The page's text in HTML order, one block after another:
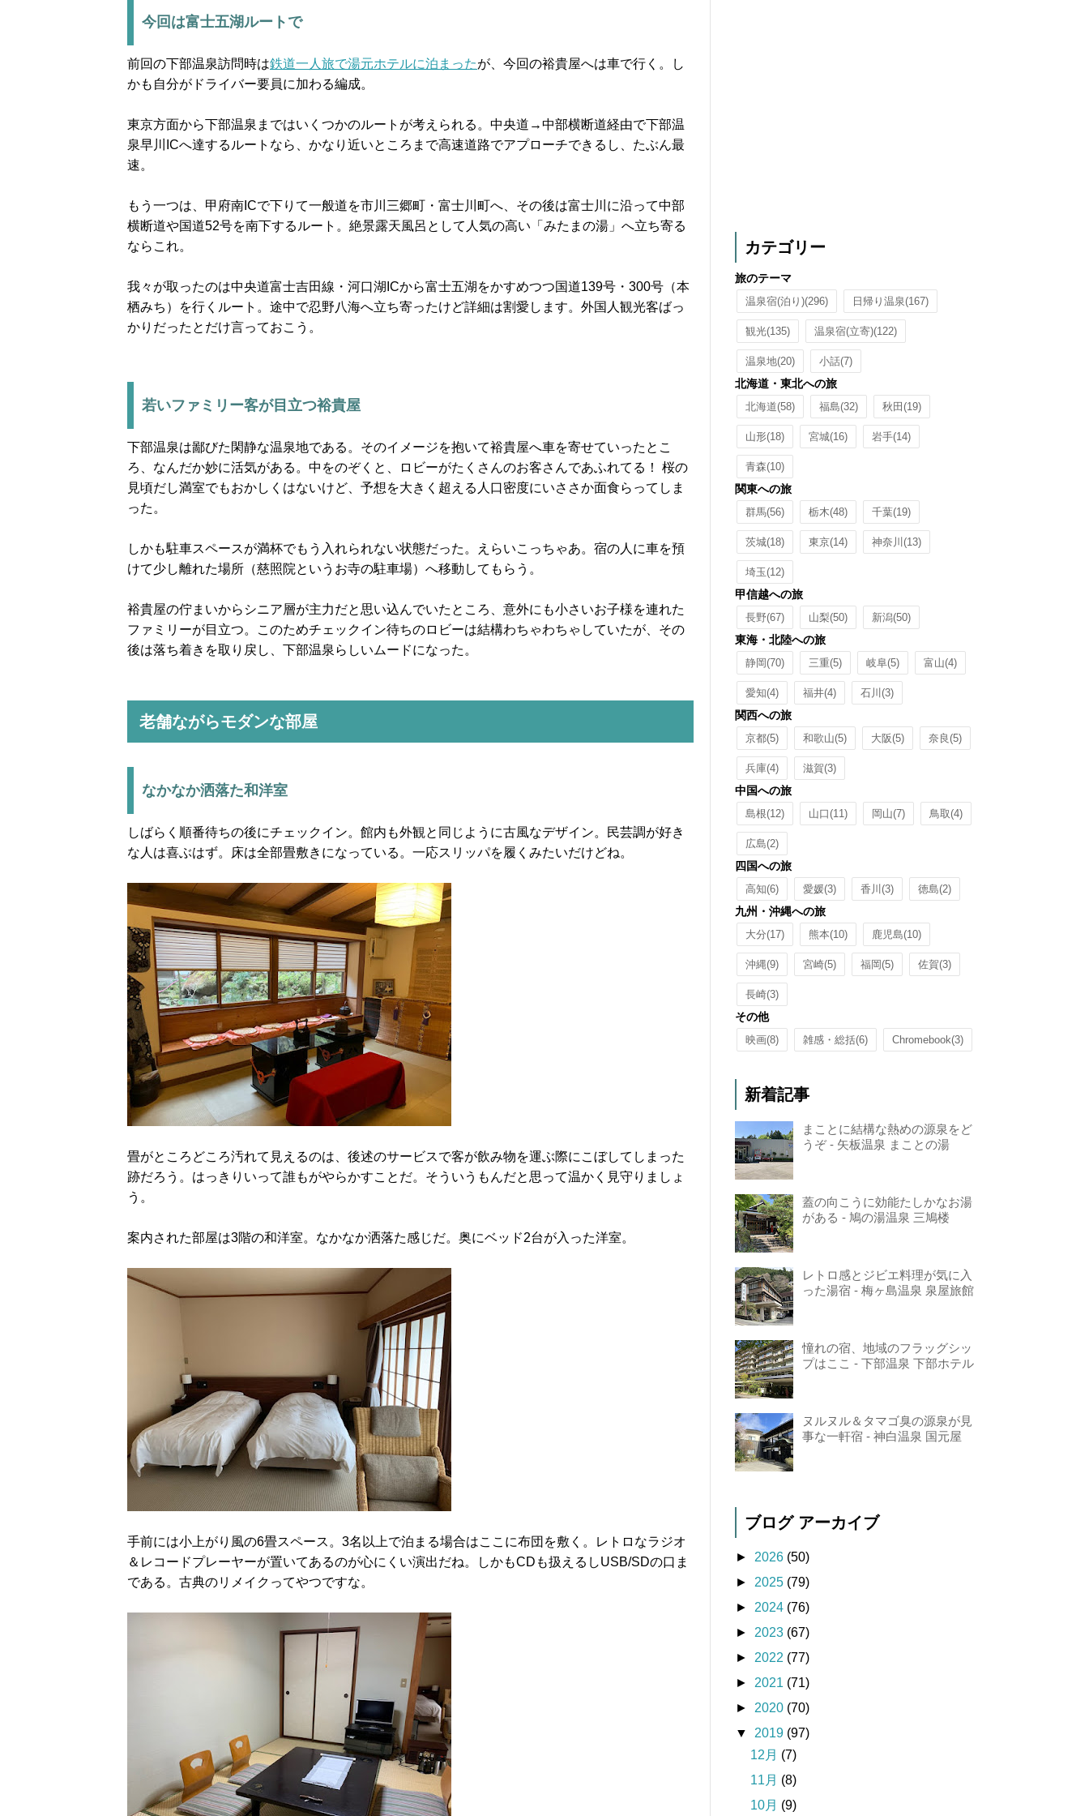
今回は富士五湖ルートで
前回の下部温泉訪問時は鉄道一人旅で湯元ホテルに泊まったが、今回の裕貴屋へは車で行く。し
かも自分がドライバー要員に加わる編成。
東京方面から下部温泉まではいくつかのルートが考えられる。中央道→中部横断道経由で下部温
泉早川ICへ達するルートなら、かなり近いところまで高速道路でアプローチできるし、たぶん最
速。
もう一つは、甲府南ICで下りて一般道を市川三郷町・富士川町へ、その後は富士川に沿って中部
横断道や国道52号を南下するルート。絶景露天風呂として人気の高い「みたまの湯」へ立ち寄る
ならこれ。
我々が取ったのは中央道富士吉田線・河口湖ICから富士五湖をかすめつつ国道139号・300号（本
栖みち）を行くルート。途中で忍野八海へ立ち寄ったけど詳細は割愛します。外国人観光客ばっ
かりだったとだけ言っておこう。
若いファミリー客が目立つ裕貴屋
下部温泉は鄙びた閑静な温泉地である。そのイメージを抱いて裕貴屋へ車を寄せていったとこ
ろ、なんだか妙に活気がある。中をのぞくと、ロビーがたくさんのお客さんであふれてる！ 桜の
見頃だし満室でもおかしくはないけど、予想を大きく超える人口密度にいささか面食らってしま
った。
しかも駐車スペースが満杯でもう入れられない状態だった。えらいこっちゃあ。宿の人に車を預
けて少し離れた場所（慈照院というお寺の駐車場）へ移動してもらう。
裕貴屋の佇まいからシニア層が主力だと思い込んでいたところ、意外にも小さいお子様を連れた
ファミリーが目立つ。このためチェックイン待ちのロビーは結構わちゃわちゃしていたが、その
後は落ち着きを取り戻し、下部温泉らしいムードになった。
老舗ながらモダンな部屋
なかなか洒落た和洋室
しばらく順番待ちの後にチェックイン。館内も外観と同じように古風なデザイン。民芸調が好き
な人は喜ぶはず。床は全部畳敷きになっている。一応スリッパを履くみたいだけどね。
畳がところどころ汚れて見えるのは、後述のサービスで客が飲み物を運ぶ際にこぼしてしまった
跡だろう。はっきりいって誰もがやらかすことだ。そういうもんだと思って温かく見守りましょ
う。
案内された部屋は3階の和洋室。なかなか洒落た感じだ。奥にベッド2台が入った洋室。
手前には小上がり風の6畳スペース。3名以上で泊まる場合はここに布団を敷く。レトロなラジオ
＆レコードプレーヤーが置いてあるのが心にくい演出だね。しかもCDも扱えるしUSB/SDの口ま
である。古典のリメイクってやつですな。
カテゴリー
旅のテーマ
温泉宿(泊り)(296) 日帰り温泉(167)
観光(135) 温泉宿(立寄)(122)
温泉地(20) 小話(7)
北海道・東北への旅
北海道(58) 福島(32) 秋田 (19)
山形(18) 宮城(16) 岩手(14)
青森(10)
関東への旅
群馬(56) 栃木(48) 千葉(19)
茨城(18) 東京(14) 神奈川 (13)
埼玉(12)
甲信越への旅
長野(67) 山梨(50) 新潟(50)
東海・北陸への旅
静岡(70) 三重(5) 岐阜(5) 富山(4)
愛知(4) 福井(4) 石川 (3)
関西への旅
京都(5) 和歌山(5) 大阪(5) 奈良(5)
兵庫(4) 滋賀(3)
中国への旅
島根(12) 山口(11) 岡山(7) 鳥取(4)
広島(2)
四国への旅
高知(6) 愛媛(3) 香川 (3) 徳島(2)
九州・沖縄への旅
大分(17) 熊本(10) 鹿児島(10)
沖縄(9) 宮崎(5) 福岡(5) 佐賀(3)
長崎(3)
その他
映画(8) 雑感・総括(6) Chromebook(3)
新着記事
まことに結構な熱めの源泉をど
うぞ - 矢板温泉 まことの湯
蓋の向こうに効能たしかなお湯
がある - 鳩の湯温泉 三鳩楼
レトロ感とジビエ料理が気に入
った湯宿 - 梅ヶ島温泉 泉屋旅館
憧れの宿、地域のフラッグシッ
プはここ - 下部温泉 下部ホテル
ヌルヌル＆タマゴ臭の源泉が見
事な一軒宿 - 神白温泉 国元屋
ブログ アーカイブ
► 2026 (50)
► 2025 (79)
► 2024 (76)
► 2023 (67)
► 2022 (77)
► 2021 (71)
► 2020 (70)
▼ 2019 (97)
12月 (7)
11月 (8)
10月 (9)